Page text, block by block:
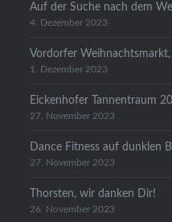
Auf der Suche nach dem
4. Dezember 2023
Vordorfer
1. Dezember 2023
Eickenhofer Tannentraum
27. November 2023
Dance Fitness auf dunklen
27. November 2023
Thorsten, wir danken Dir!
26. November 2023